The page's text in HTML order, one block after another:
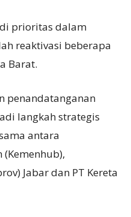
prioritas dalam
reaktivasi beberapa
Barat.
penandatanganan
langkah strategis
antara
Jabar dan PT Kereta